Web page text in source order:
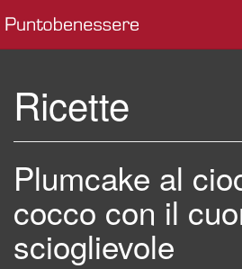
Ricette
Plumcake al
cocco con il
scioglievole